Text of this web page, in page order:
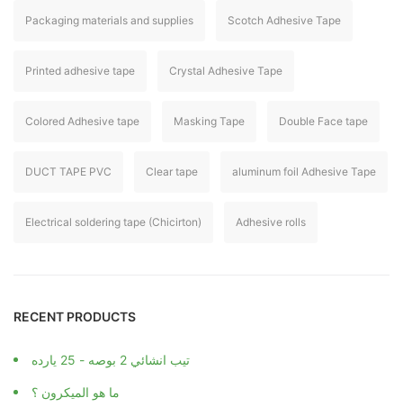
Packaging materials and supplies Scotch Adhesive Tape
Printed adhesive tape Crystal Adhesive Tape
Colored Adhesive tape Masking Tape Double Face tape
DUCT TAPE PVC Clear tape aluminum foil Adhesive Tape
Electrical soldering tape (Chicirton) Adhesive rolls
RECENT PRODUCTS
تيب انشائي 2 بوصه - 25 يارده
ما هو الميكرون ؟